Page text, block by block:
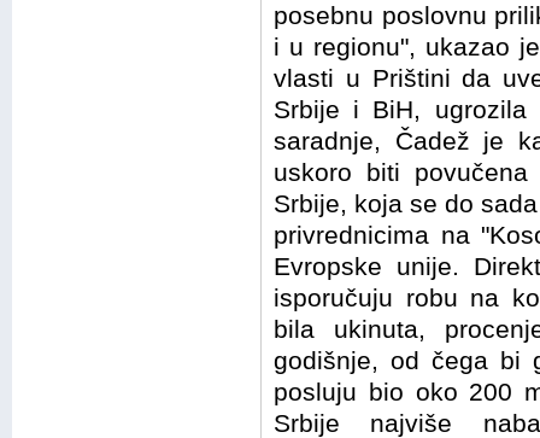
posebnu poslovnu
i u regionu", ukazao
vlasti u Prištini da
Srbije i BiH, ugrozila
saradnje, Čadež je
uskoro biti
Srbije, koja se do
privrednicima na
Evropske unije.
isporučuju robu na
bila ukinuta,
godišnje, od čega bi
posluju bio oko 200
Srbije najviše